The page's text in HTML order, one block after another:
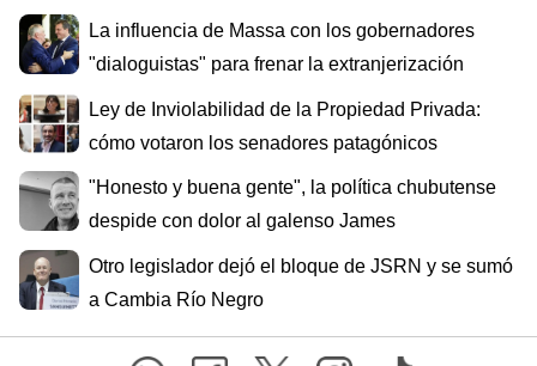
La influencia de Massa con los gobernadores
"dialoguistas" para frenar la extranjerización
Ley de Inviolabilidad de la Propiedad Privada:
cómo votaron los senadores patagónicos
"Honesto y buena gente", la política chubutense
despide con dolor al galenso James
Otro legislador dejó el bloque de JSRN y se sumó
a Cambia Río Negro